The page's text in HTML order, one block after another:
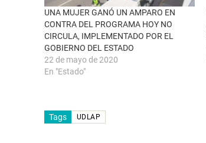
a
n
a
n
u
e
v
a
)
e
a
b
r
e
e
n
u
n
t
a
n
UNA MUJER GANÓ UN AMPARO EN
CONTRA DEL PROGRAMA HOY NO
CIRCULA, IMPLEMENTADO POR EL
GOBIERNO DEL ESTADO
22 de mayo de 2020
En "Estado"
Tags UDLAP